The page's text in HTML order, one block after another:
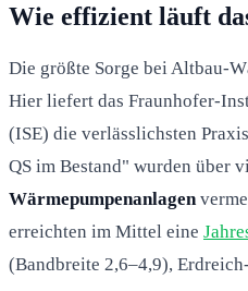
Wie effizient läuft
Die größte Sorge bei Altbau-
Hier liefert das Fraunhofer-
(ISE) die verlässlichsten
QS im Bestand" wurden über
Wärmepumpenanlagen
erreichten im Mittel eine
(Bandbreite 2,6–4,9),